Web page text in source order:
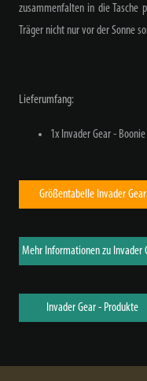
zusammenfalten in die Tasche
Träger nicht nur vor der Sonne
Lieferumfang:
1x Invader Gear -
Größentabelle Invader Gear
Mehr Informationen zu Invader
Invader Gear - Produkte